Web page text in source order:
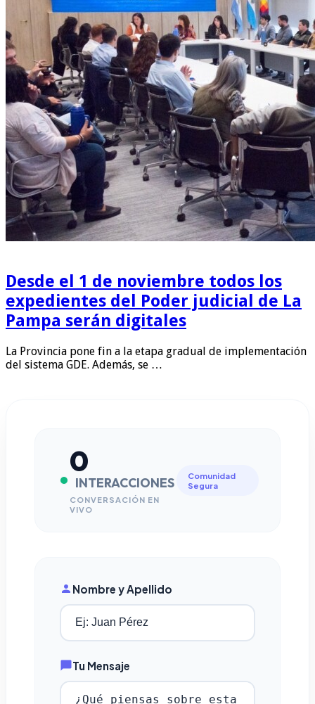
Desde el 1 de noviembre todos los
expedientes del Poder judicial de La
Pampa serán digitales
La Provincia pone fin a la etapa gradual de implementación
del sistema GDE. Además, se …
0
INTERACCIONES
CONVERSACIÓN EN
VIVO
Comunidad
Segura
Nombre y Apellido
Tu Mensaje